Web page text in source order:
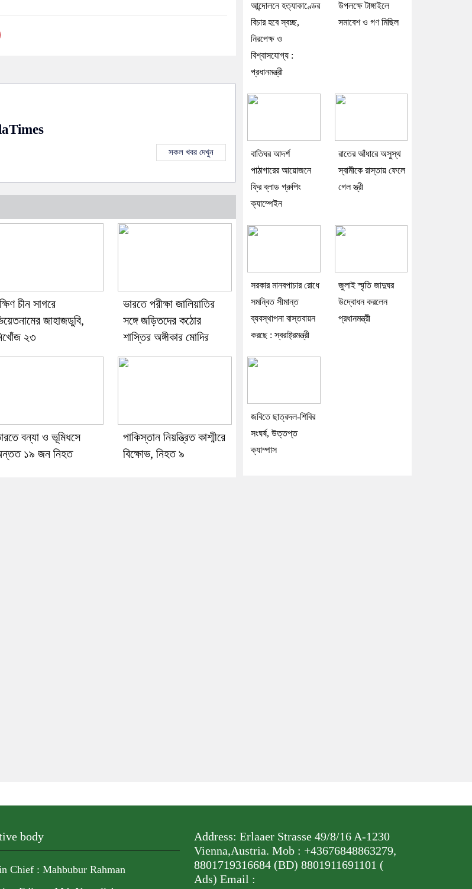
সকল খবর দেখুন
চীন সাগরে
জাহাজডুবি,
২৩
ভারতে পরীক্ষা জালিয়াতির
সঙ্গে জড়িতদের কঠোর
শাস্তির অঙ্গীকার মোদির
বন্যা ও ভূমিধসে
১৯ জন নিহত
পাকিস্তান নিয়ন্ত্রিত কাশ্মীরে
বিক্ষোভ, নিহত ৯
আন্দোলনে হত্যাকাণ্ডের
বিচার হবে স্বচ্ছ,
নিরপেক্ষ ও
বিশ্বাসযোগ্য :
প্রধানমন্ত্রী
উপলক্ষে টাঙ্গাইলে
সমাবেশ ও গণ মিছিল
বাতিঘর আদর্শ
পাঠাগারের আয়োজনে
ফ্রি ব্লাড গ্রুপিং
ক্যাম্পেইন
রাতের আঁধারে অসুস্থ
স্বামীকে রাস্তায় ফেলে
গেল স্ত্রী
সরকার মানবপাচার রোধে
সমন্বিত সীমান্ত
ব্যবস্থাপনা বাস্তবায়ন
করছে : স্বরাষ্ট্রমন্ত্রী
জুলাই স্মৃতি জাদুঘর
উদ্বোধন করলেন
প্রধানমন্ত্রী
জবিতে ছাত্রদল-শিবির
সংঘর্ষ, উত্তপ্ত
ক্যাম্পাস
body
Chief : Mahbubur Rahman
Address: Erlaaer Strasse 49/8/16 A-1230
Vienna,Austria. Mob : +43676848863279,
8801719316684 (BD) 8801911691101 (
Ads) Email :